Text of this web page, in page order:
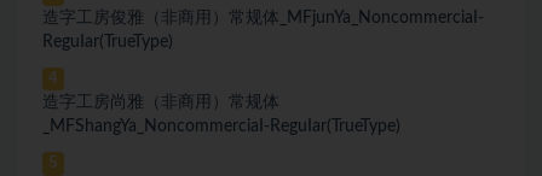
造字工房俊雅（非商用）常规体_MFjunYa_NoncommerciaI-
ReguIar(TrueType)
4
造字工房尚雅（非商用）常规体
_MFShangYa_NoncommerciaI-ReguIar(TrueType)
5